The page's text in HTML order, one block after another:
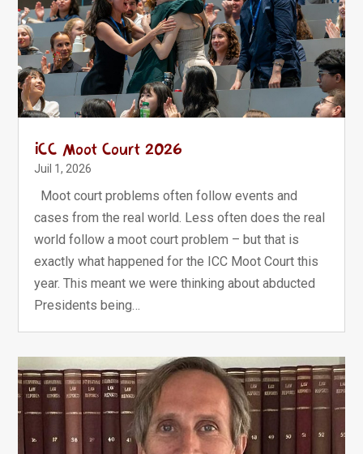
ICC Moot Court 2026
Juil 1, 2026
Moot court problems often follow events and
cases from the real world. Less often does the real
world follow a moot court problem – but that is
exactly what happened for the ICC Moot Court this
year. This meant we were thinking about abducted
Presidents being…